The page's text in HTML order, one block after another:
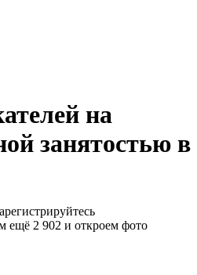
на
занятостью в
ещё 2 902 и откроем фото